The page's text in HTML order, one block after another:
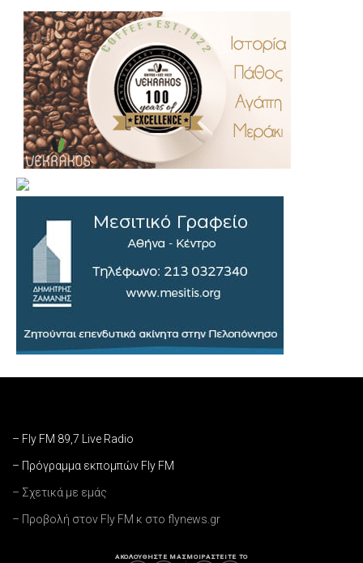
– Fly FM 89,7 Live Radio
– Πρόγραμμα εκπομπών Fly FM
– Σχετικά με εμάς
– Προβολή στον Fly FM κ στο flynews.gr
ΑΚΟΛΟΥΘΗΣΤΕ ΜΑΣΜΟΙΡΑΣΤΕΙΤΕ ΤΟ